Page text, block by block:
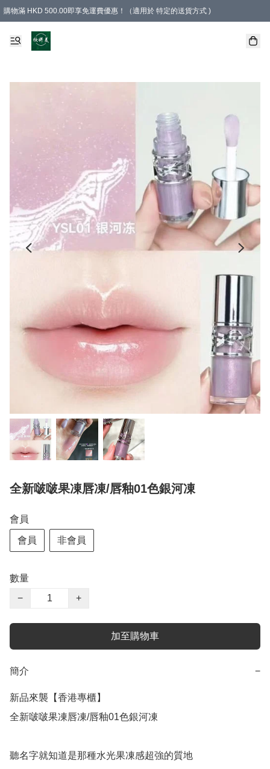
購物滿 HKD 500.00即享免運費優惠！（適用於 特定的送貨方式 )
全新啵啵果凍唇凍/唇釉01色銀河凍
會員
會員 非會員
數量
−
+
加至購物車
簡介 −
新品來襲【香港專櫃】
全新啵啵果凍唇凍/唇釉01色銀河凍
聽名字就知道是那種水光果凍感超強的質地